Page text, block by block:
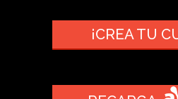
¡CREA TU